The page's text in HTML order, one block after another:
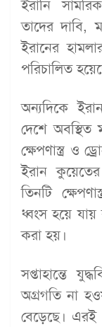
ইরানি
তাদের দাবি,
ইরানের
পরিচালিত
অন্যদিকে
দেশে অবস্থিত
ক্ষেপণাস্ত্র ও
ইরান
তিনটি
ধ্বংস হয়ে যায়
করা হয়।
সপ্তাহান্তে
অগ্রগতি না
বেড়েছে। এরই